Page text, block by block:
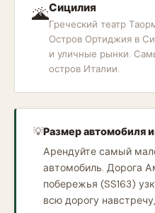
🌋Сицилия
Греческий театр
Остров Ортиджия в
и уличные рынки.
остров Италии.
💡Размер автомобиля
Арендуйте самый
автомобиль. Дорога
побережья (SS163)
всю дорогу